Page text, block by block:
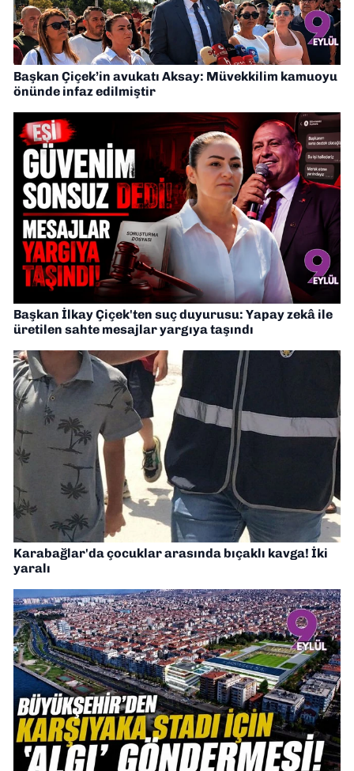
Başkan Çiçek’in avukatı Aksay: Müvekkilim kamuoyu
önünde infaz edilmiştir
Başkan İlkay Çiçek'ten suç duyurusu: Yapay zekâ ile
üretilen sahte mesajlar yargıya taşındı
Karabağlar'da çocuklar arasında bıçaklı kavga! İki
yaralı